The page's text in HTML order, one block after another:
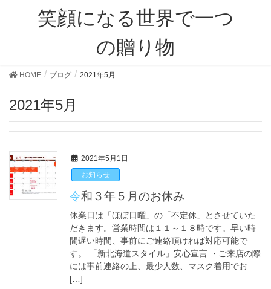
笑顔になる世界で一つ
の贈り物
HOME ブログ 2021年5月
2021年5月
2021年5月1日
お知らせ
令和３年５月のお休み
休業日は「ほぼ日曜」の「不定休」とさせていた
だきます。営業時間は１１～１８時です。早い時
間遅い時間、事前にご連絡頂ければ対応可能で
す。 「新北海道スタイル」安心宣言 ・ご来店の際
には事前連絡の上、最少人数、マスク着用でお
[…]